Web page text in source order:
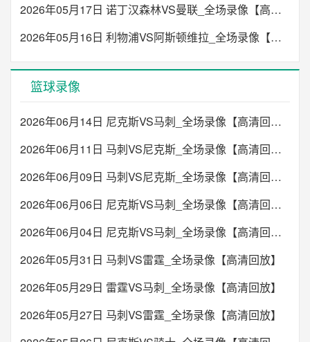
2026年05月17日 诺丁汉森林VS曼联_全场录像【高清回放】
2026年05月16日 利物浦VS阿斯顿维拉_全场录像【高清回放】
篮球录像
2026年06月14日 尼克斯VS马刺_全场录像【高清回放】
2026年06月11日 马刺VS尼克斯_全场录像【高清回放】
2026年06月09日 马刺VS尼克斯_全场录像【高清回放】
2026年06月06日 尼克斯VS马刺_全场录像【高清回放】
2026年06月04日 尼克斯VS马刺_全场录像【高清回放】
2026年05月31日 马刺VS雷霆_全场录像【高清回放】
2026年05月29日 雷霆VS马刺_全场录像【高清回放】
2026年05月27日 马刺VS雷霆_全场录像【高清回放】